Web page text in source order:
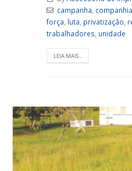
campanha,
força, luta, privatização,
trabalhadores, unidade
LEIA MAIS...